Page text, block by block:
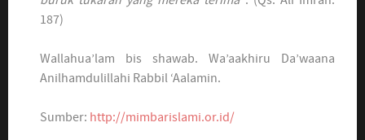
187)
Wallahua’lam bis shawab. Wa’aakhiru Da’waana
Anilhamdulillahi Rabbil ‘Aalamin.
Sumber: http://mimbarislami.or.id/